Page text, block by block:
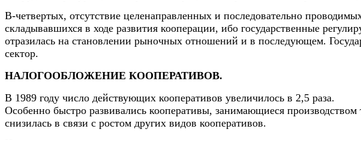
В-четвертых, отсутствие целенаправленных и последовательно
складывавшихся в ходе развития кооперации, ибо государственные
отразилась на становлении рыночных отношений и в последующем.
сектор.
НАЛОГООБЛОЖЕНИЕ КООПЕРАТИВОВ.
В 1989 году число действующих кооперативов увеличилось в 2,5 раза.
Особенно быстро развивались кооперативы, занимающиеся
снизилась в связи с ростом других видов кооперативов.